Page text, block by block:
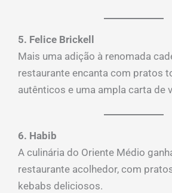
5. Felice Brickell
Mais uma adição à renomada
restaurante encanta com pratos
autênticos e uma ampla carta de
6. Habib
A culinária do Oriente Médio
restaurante acolhedor, com
kebabs deliciosos.